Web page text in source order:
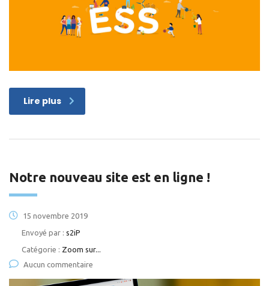
Lire plus
Notre nouveau site est en ligne !
15 novembre 2019
Envoyé par : s2iP
Catégorie : Zoom sur...
Aucun commentaire